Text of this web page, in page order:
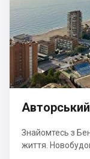
Авторський
Знайомтесь з
життя.